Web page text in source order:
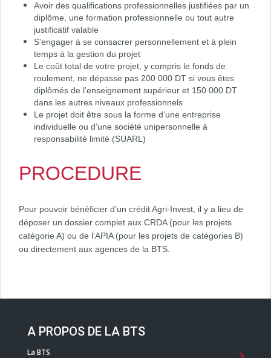
Avoir des qualifications professionnelles justifiées par un
diplôme, une formation professionnelle ou tout autre
justificatif valable
S’engager à se consacrer personnellement et à plein
temps à la gestion du projet
Le coût total de votre projet, y compris le fonds de
roulement, ne dépasse pas 200 000 DT si vous êtes
diplômés de l’enseignement supérieur et 150 000 DT
dans les autres niveaux professionnels
Le projet doit être sous la forme d’une entreprise
individuelle ou d’une société unipersonnelle à
responsabilité limité (SUARL)
PROCEDURE
Pour pouvoir bénéficier d’un crédit Agri-Invest, il y a lieu de
déposer un dossier complet aux CRDA (pour les projets
catégorie A) ou de l’APIA (pour les projets de catégories B)
ou directement aux agences de la BTS.
A PROPOS DE LA BTS
La BTS